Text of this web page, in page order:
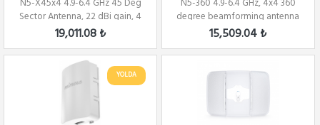
N5-X45x4 4.9-6.4 GHz 45 Deg
Sector Antenna, 22 dBi gain, 4
Port Se...
19,011.08 ₺
N5-360 4.9-6.4 GHz, 4x4 360
degree beamforming antenna
for A5c
15,509.04 ₺
YOLDA